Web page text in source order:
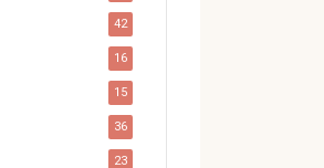
42
16
15
36
23